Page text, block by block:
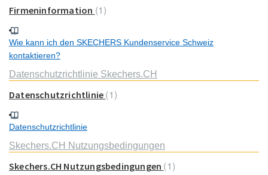
Firmeninformation 1
Wie kann ich den SKECHERS Kundenservice Schweiz
kontaktieren?
Datenschutzrichtlinie Skechers.CH
Datenschutzrichtlinie 1
Datenschutzrichtlinie
Skechers.CH Nutzungsbedingungen
Skechers.CH Nutzungsbedingungen 1